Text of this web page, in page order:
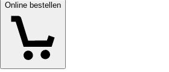
Online bestellen